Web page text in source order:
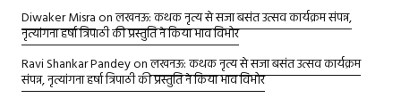
Diwaker Misraonलखनऊ: कथक नृत्य से सजा बसंत उत्सव कार्यक्रम संपन्न,
नृत्यांगना हर्षा त्रिपाठी की प्रस्तुति ने किया भाव विभोर
Ravi Shankar Pandeyonलखनऊ: कथक नृत्य से सजा बसंत उत्सव कार्यक्रम
संपन्न, नृत्यांगना हर्षा त्रिपाठी की प्रस्तुति ने किया भाव विभोर